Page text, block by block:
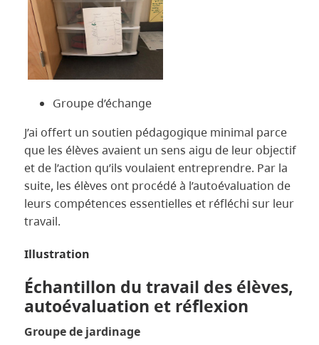
Groupe d’échange
J’ai offert un soutien pédagogique minimal parce
que les élèves avaient un sens aigu de leur objectif
et de l’action qu’ils voulaient entreprendre. Par la
suite, les élèves ont procédé à l’autoévaluation de
leurs compétences essentielles et réfléchi sur leur
travail.
Illustration
Échantillon du travail des élèves,
autoévaluation et réflexion
Groupe de jardinage